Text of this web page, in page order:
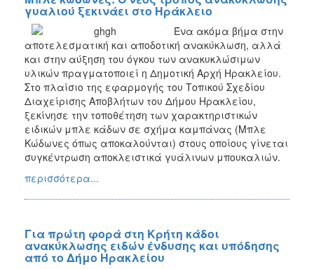
γυαλιού ξεκινάει στο Ηράκλειο
Ένα ακόμα βήμα στην
αποτελεσματική και αποδοτική ανακύκλωση, αλλά
και στην αύξηση του όγκου των ανακυκλώσιμων
υλικών πραγματοποιεί η Δημοτική Αρχή Ηρακλείου.
Στο πλαίσιο της εφαρμογής του Τοπικού Σχεδίου
Διαχείρισης Αποβλήτων του Δήμου Ηρακλείου,
ξεκίνησε την τοποθέτηση των χαρακτηριστικών
ειδικών μπλε κάδων σε σχήμα καμπάνας (Μπλε
Κώδωνες όπως αποκαλούνται) στους οποίους γίνεται
συγκέντρωση αποκλειστικά γυάλινων μπουκαλιών.
περισσότερα...
Για πρώτη φορά στη Κρήτη κάδοι
ανακύκλωσης ειδών ένδυσης και υπόδησης
από το Δήμο Ηρακλείου